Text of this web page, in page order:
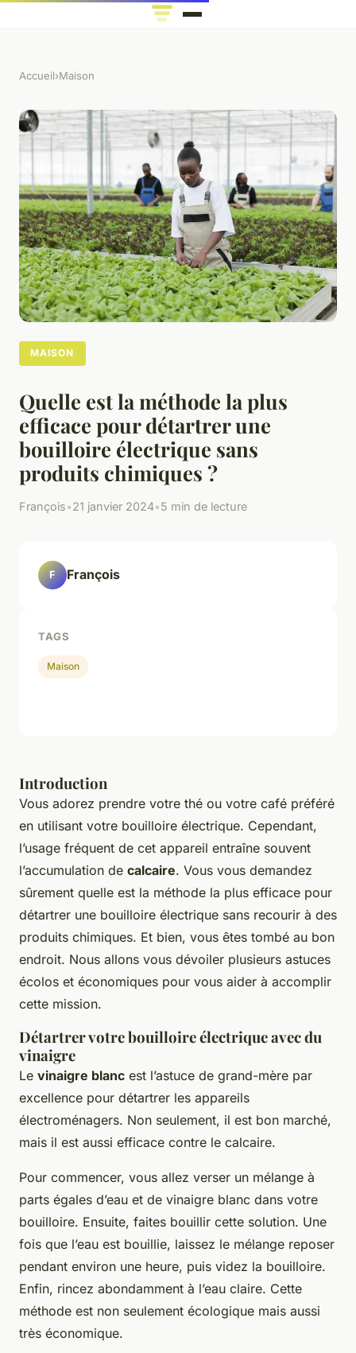
Accueil›Maison
MAISON
Quelle est la méthode la plus
efficace pour détartrer une
bouilloire électrique sans
produits chimiques ?
François•21 janvier 2024•5 min de lecture
Introduction
Vous adorez prendre votre thé ou votre café préféré
en utilisant votre bouilloire électrique. Cependant,
l’usage fréquent de cet appareil entraîne souvent
l’accumulation de calcaire. Vous vous demandez
sûrement quelle est la méthode la plus efficace pour
détartrer une bouilloire électrique sans recourir à des
produits chimiques. Et bien, vous êtes tombé au bon
endroit. Nous allons vous dévoiler plusieurs astuces
écolos et économiques pour vous aider à accomplir
cette mission.
Détartrer votre bouilloire électrique avec du
vinaigre
Le vinaigre blanc est l’astuce de grand-mère par
excellence pour détartrer les appareils
électroménagers. Non seulement, il est bon marché,
mais il est aussi efficace contre le calcaire.
Pour commencer, vous allez verser un mélange à
parts égales d’eau et de vinaigre blanc dans votre
bouilloire. Ensuite, faites bouillir cette solution. Une
fois que l’eau est bouillie, laissez le mélange reposer
pendant environ une heure, puis videz la bouilloire.
Enfin, rincez abondamment à l’eau claire. Cette
méthode est non seulement écologique mais aussi
très économique.
F François
TAGS
Maison